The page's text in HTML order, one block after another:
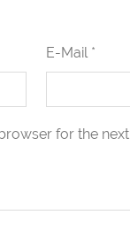
E-Mail *
for the